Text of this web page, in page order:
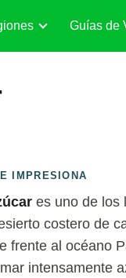
Guías de
IMPRESIONA
es uno de los
costero de
frente al océano
intensamente